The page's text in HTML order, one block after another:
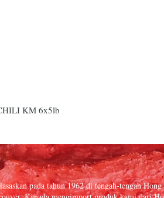
KM 6x5lb
pada tahun 1962 di tengah-tengah